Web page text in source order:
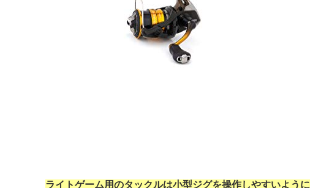
ライトゲーム用のタックルは小型ジグを操作しやすいよう